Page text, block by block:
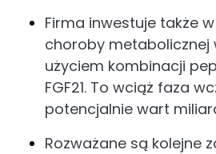
Firma inwestuje także w
choroby metabolicznej
użyciem kombinacji
FGF21. To wciąż faza
potencjalnie wart
Rozważane są kolejne